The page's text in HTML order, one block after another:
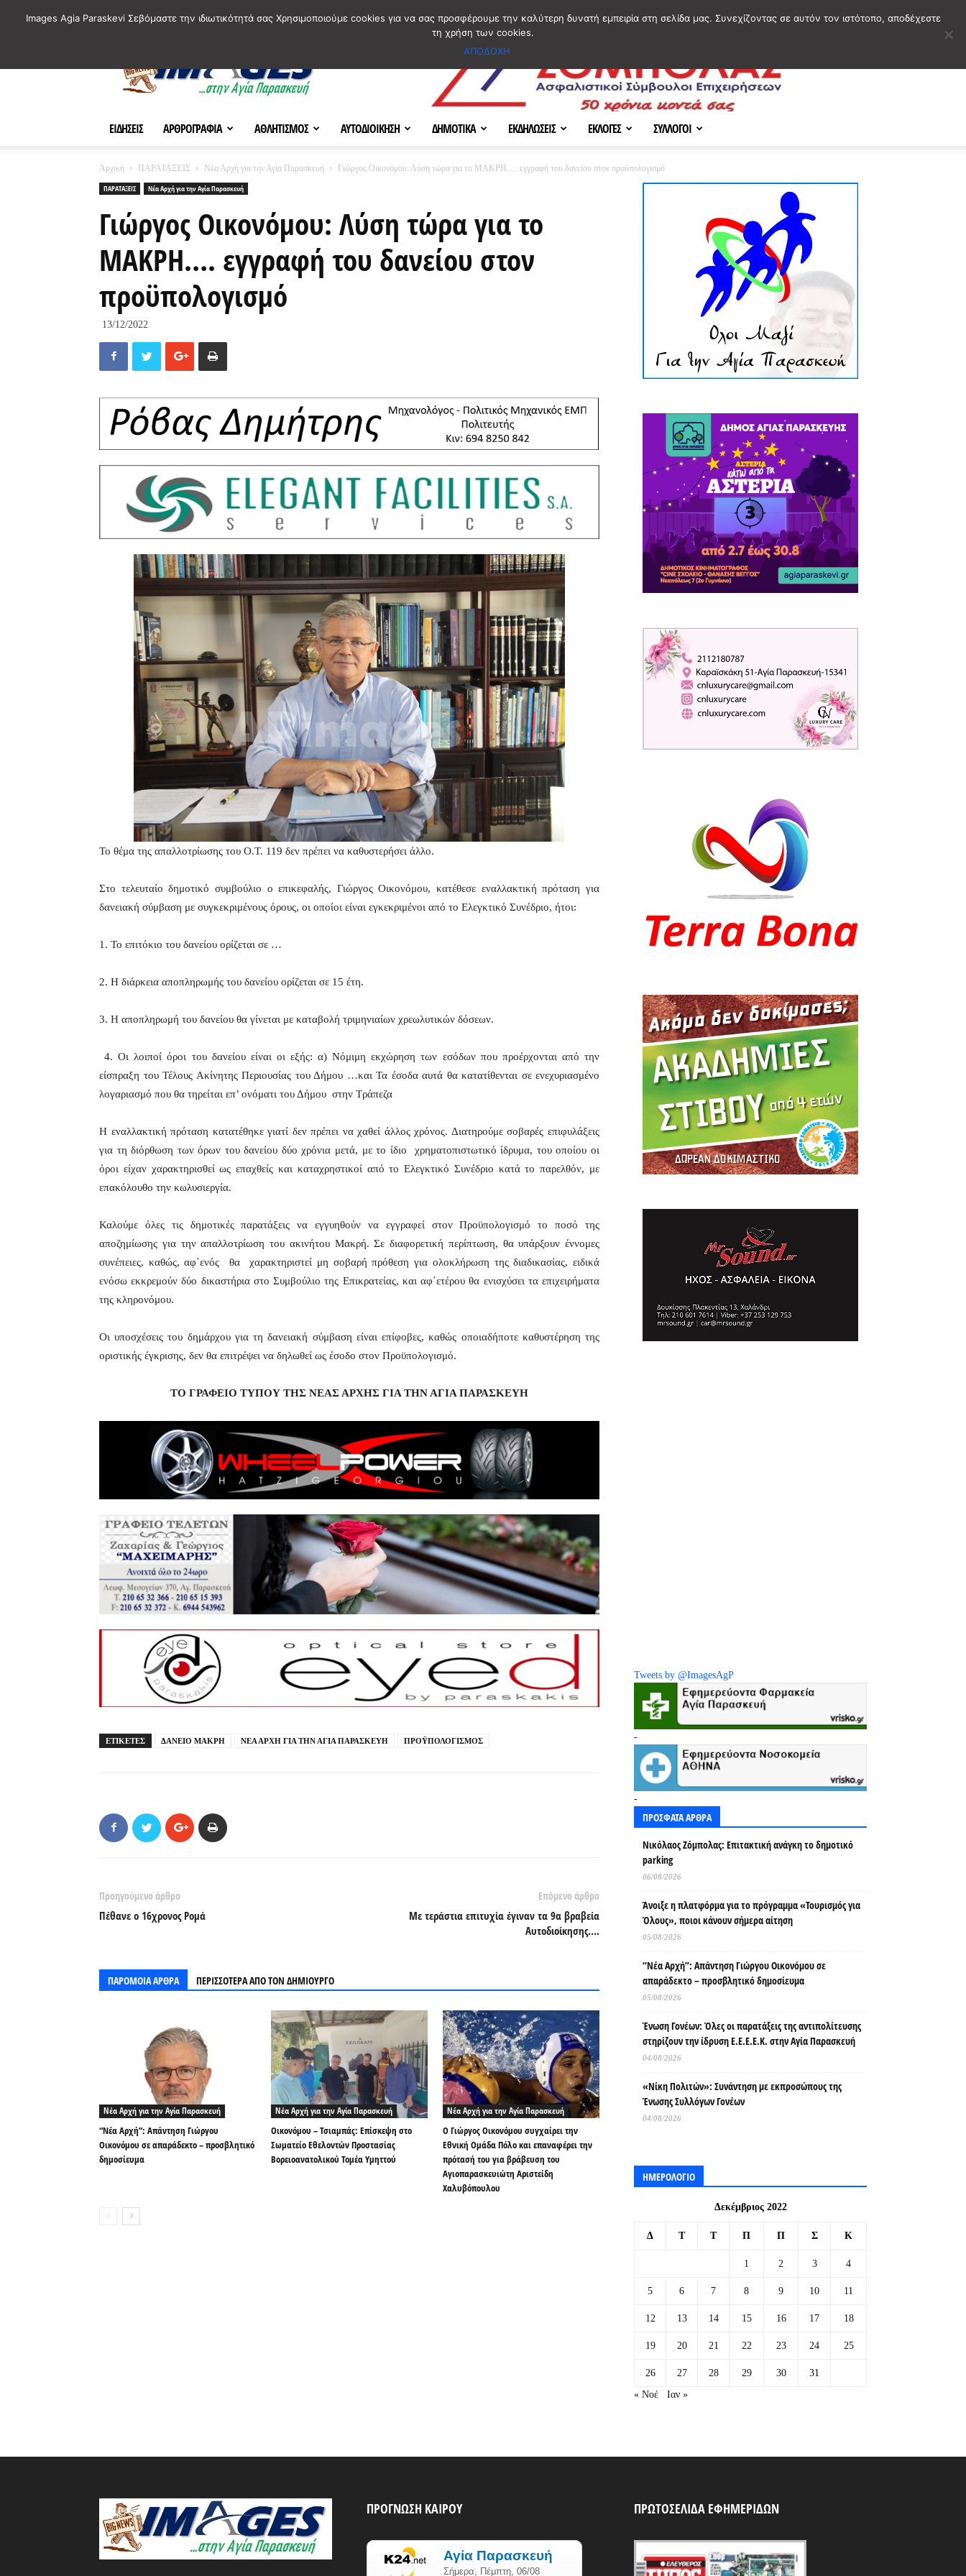
ΕΙΔΗΣΕΙΣ ΑΡΘΡΟΓΡΑΦΙΑ ΑΘΛΗΤΙΣΜΟΣ ΑΥΤΟΔΙΟΙΚΗΣΗ ΔΗΜΟΤΙΚΑ ΕΚΔΗΛΩΣΕΙΣ ΕΚΛΟΓΕΣ ΣΥΛΛΟΓΟΙ
Αρχική ΠΑΡΑΤΑΞΕΙΣ Νέα Αρχή για την Αγία Παρασκευή
Γιώργος Οικονόμου: Λύση τώρα για το ΜΑΚΡΗ…. εγγραφή του δανείου στον προϋπολογισμό
ΠΑΡΑΤΑΞΕΙΣ
Νέα Αρχή για την Αγία Παρασκευή
Γιώργος Οικονόμου: Λύση τώρα για το
ΜΑΚΡΗ…. εγγραφή του δανείου στον
προϋπολογισμό
13/12/2022
Το θέμα της απαλλοτρίωσης του Ο.Τ. 119 δεν πρέπει να καθυστερήσει άλλο.
Στο τελευταίο δημοτικό συμβούλιο ο επικεφαλής, Γιώργος Οικονόμου, κατέθεσε εναλλακτική πρόταση για
δανειακή σύμβαση με συγκεκριμένους όρους, οι οποίοι είναι εγκεκριμένοι από το Ελεγκτικό Συνέδριο, ήτοι:
1. Το επιτόκιο του δανείου ορίζεται σε …
2. Η διάρκεια αποπληρωμής του δανείου ορίζεται σε 15 έτη.
3. Η αποπληρωμή του δανείου θα γίνεται με καταβολή τριμηνιαίων χρεωλυτικών δόσεων.
4. Οι λοιποί όροι του δανείου είναι οι εξής: α) Νόμιμη εκχώρηση των εσόδων που προέρχονται από την
είσπραξη του Τέλους Ακίνητης Περιουσίας του Δήμου …και Τα έσοδα αυτά θα κατατίθενται σε ενεχυριασμένο
λογαριασμό που θα τηρείται επ’ ονόματι του Δήμου στην Τράπεζα
Η εναλλακτική πρόταση κατατέθηκε γιατί δεν πρέπει να χαθεί άλλος χρόνος. Διατηρούμε σοβαρές επιφυλάξεις
για τη διόρθωση των όρων του δανείου δύο χρόνια μετά, με το ίδιο χρηματοπιστωτικό ίδρυμα, του οποίου οι
όροι είχαν χαρακτηρισθεί ως επαχθείς και καταχρηστικοί από το Ελεγκτικό Συνέδριο κατά το παρελθόν, με
επακόλουθο την κωλυσιεργία.
Καλούμε όλες τις δημοτικές παρατάξεις να εγγυηθούν να εγγραφεί στον Προϋπολογισμό το ποσό της
αποζημίωσης για την απαλλοτρίωση του ακινήτου Μακρή. Σε διαφορετική περίπτωση, θα υπάρξουν έννομες
συνέπειες, καθώς, αφ΄ενός θα χαρακτηριστεί μη σοβαρή πρόθεση για ολοκλήρωση της διαδικασίας, ειδικά
ενόσω εκκρεμούν δύο δικαστήρια στο Συμβούλιο της Επικρατείας, και αφ΄ετέρου θα ενισχύσει τα επιχειρήματα
της κληρονόμου.
Οι υποσχέσεις του δημάρχου για τη δανειακή σύμβαση είναι επίφοβες, καθώς οποιαδήποτε καθυστέρηση της
οριστικής έγκρισης, δεν θα επιτρέψει να δηλωθεί ως έσοδο στον Προϋπολογισμό.
ΤΟ ΓΡΑΦΕΙΟ ΤΥΠΟΥ ΤΗΣ ΝΕΑΣ ΑΡΧΗΣ ΓΙΑ ΤΗΝ ΑΓΙΑ ΠΑΡΑΣΚΕΥΗ
ΕΤΙΚΕΤΕΣ ΔΑΝΕΙΟ ΜΑΚΡΗ ΝΕΑ ΑΡΧΗ ΓΙΑ ΤΗΝ ΑΓΙΑ ΠΑΡΑΣΚΕΥΗ ΠΡΟΫΠΟΛΟΓΙΣΜΟΣ
Προηγούμενο άρθρο
Πέθανε ο 16χρονος Ρομά
Επόμενο άρθρο
Με τεράστια επιτυχία έγιναν τα 9α βραβεία
Αυτοδιοίκησης….
ΠΑΡΟΜΟΙΑ ΑΡΘΡΑ ΠΕΡΙΣΣΟΤΕΡΑ ΑΠΟ ΤΟΝ ΔΗΜΙΟΥΡΓΟ
Νέα Αρχή για την Αγία Παρασκευή
“Νέα Αρχή”: Απάντηση Γιώργου
Οικονόμου σε απαράδεκτο – προσβλητικό
δημοσίευμα
Νέα Αρχή για την Αγία Παρασκευή
Οικονόμου – Τσιαμπάς: Επίσκεψη στο
Σωματείο Εθελοντών Προστασίας
Βορειοανατολικού Τομέα Υμηττού
Νέα Αρχή για την Αγία Παρασκευή
Ο Γιώργος Οικονόμου συγχαίρει την
Εθνική Ομάδα Πόλο και επαναφέρει την
πρότασή του για βράβευση του
Αγιοπαρασκευιώτη Αριστείδη
Χαλυβόπουλου
Tweets by @ImagesAgP
-
-
ΠΡΟΣΦΑΤΑ ΑΡΘΡΑ
Νικόλαος Ζόμπολας: Επιτακτική ανάγκη το δημοτικό
parking
06/08/2026
Άνοιξε η πλατφόρμα για το πρόγραμμα «Τουρισμός για
Όλους», ποιοι κάνουν σήμερα αίτηση
05/08/2026
“Νέα Αρχή”: Απάντηση Γιώργου Οικονόμου σε
απαράδεκτο – προσβλητικό δημοσίευμα
05/08/2026
Ένωση Γονέων: Όλες οι παρατάξεις της αντιπολίτευσης
στηρίζουν την ίδρυση Ε.Ε.Ε.Ε.Κ. στην Αγία Παρασκευή
04/08/2026
«Νίκη Πολιτών»: Συνάντηση με εκπροσώπους της
Ένωσης Συλλόγων Γονέων
04/08/2026
ΗΜΕΡΟΛΟΓΙΟ
Δεκέμβριος 2022
Δ Τ Τ Π Π Σ Κ
1 2 3 4
5 6 7 8 9 10 11
12 13 14 15 16 17 18
19 20 21 22 23 24 25
26 27 28 29 30
31
« Νοέ
Ιαν »
ΠΡΟΓΝΩΣΗ ΚΑΙΡΟΥ ΠΡΩΤΟΣΕΛΙΔΑ ΕΦΗΜΕΡΙΔΩΝ
Images Agia Paraskevi Σεβόμαστε την ιδιωτικότητά σας Χρησιμοποιούμε cookies για να σας προσφέρουμε την καλύτερη δυνατή εμπειρία στη σελίδα μας. Συνεχίζοντας σε αυτόν τον ιστότοπο, αποδέχεστε
τη χρήση των cookies.
ΑΠΟΔΟΧΗ